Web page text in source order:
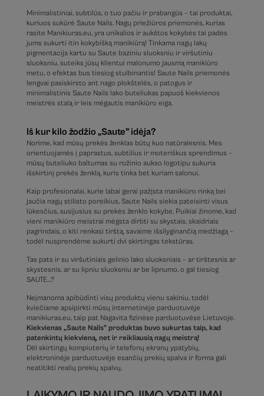
Minimalistiniai, subtilūs, o tuo pačiu ir prabangūs – tai produktai,
kuriuos sukūrė Saute Nails. Nagų priežiūros priemonės, kurias
rasite Manikiuras.eu, yra unikalios ir aukštos kokybės tai padės
jums sukurti itin kokybišką manikiūrą! Tinkama nagų lakų
pigmentacija kartu su Saute baziniu sluoksniu ir viršutiniu
sluoksniu, suteiks jūsų klientui malonumo jausmą manikiūro
metu, o efektas bus tiesiog stulbinantis! Saute Nails priemonės
lengvai pasiskirsto ant nago plokštelės, o patogus ir
minimalistinis Saute Nails lako buteliukas papuoš kiekvienos
meistrės stalą ir leis mėgautis manikiūro eiga.
Iš kur kilo žodžio „Saute” idėja?
Norime, kad mūsų prekės ženklas būtų kuo natūralesnis. Mes
orientuojamės į paprastus, subtilius ir moteriškus sprendimus –
mūsų buteliuko baltumas su rožinio aukso logotipu sukuria
išskirtinį prekės ženklą, kuris tinka bet kuriam salonui.
Kaip profesionalai, kurie labai gerai pažįsta manikiūro rinką bei
jaučia nagų stilisto poreikius, Saute Nails siekia pateisinti visus
lūkesčius, susijusius su prekės ženklo kokybe. Puikiai žinome, kad
vieni manikiūro meistrai mėgsta dirbti su skystais, skaidriais
pagrindais, o kiti renkasi tirštą, savaime išsilyginančią medžiagą –
todėl nusprendėme sukurti dvi skirtingas tekstūras.
Tas pats ir su viršutiniais gelinio lako sluoksniais – ar tirštesnis ar
skystesnis, ar su lipniu sluoksniu ar be lipnumo, o gal tiesiog
SAUTE…?
Neįmanoma apibūdinti visų produktų vienu sakiniu, todėl
kviečiame apsipirkti mūsų internetinėje parduotuvėje
manikiuras.eu, taip pat Nagavita fizinėse parduotuvėse Lietuvoje.
Kiekvienas „Saute Nails” produktas buvo sukurtas taip, kad
patenkintų kiekvieną, net ir reikliausią nagų meistrą!
Dėl skirtingų kompiuterių ir telefonų ekranų ypatybių,
elektroninėje parduotuvėje esančių prekių spalva ir forma gali
neatitikti realių prekių spalvų.